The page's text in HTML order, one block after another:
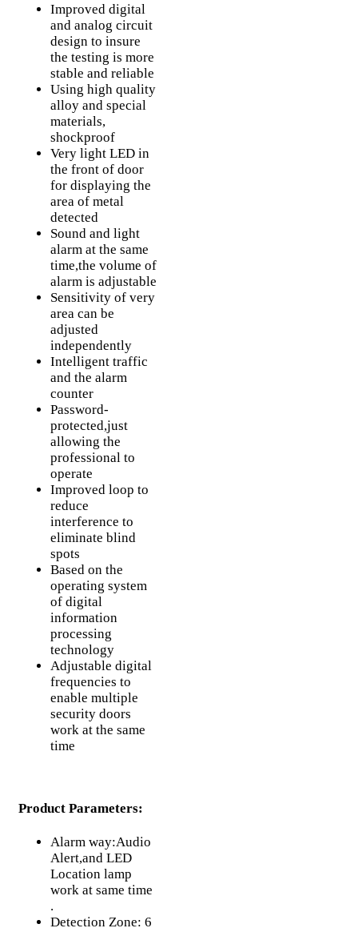
Improved digital
and analog circuit
design to insure
the testing is more
stable and reliable
Using high quality
alloy and special
materials,
shockproof
Very light LED in
the front of door
for displaying the
area of metal
detected
Sound and light
alarm at the same
time,the volume of
alarm is adjustable
Sensitivity of very
area can be
adjusted
independently
Intelligent traffic
and the alarm
counter
Password-
protected,just
allowing the
professional to
operate
Improved loop to
reduce
interference to
eliminate blind
spots
Based on the
operating system
of digital
information
processing
technology
Adjustable digital
frequencies to
enable multiple
security doors
work at the same
time
Product Parameters:
Alarm way:Audio
Alert,and LED
Location lamp
work at same time
.
Detection Zone: 6